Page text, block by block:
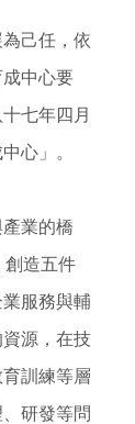
己任，依
中心要
七年四月
心」。
業的橋
造五件
服務與輔
源，在技
訓練等層
研發等問